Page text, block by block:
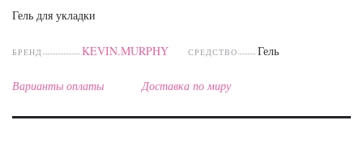
Гель для укладки
БРЕНД KEVIN.MURPHY СРЕДСТВО Гель
Варианты оплаты Доставка по миру